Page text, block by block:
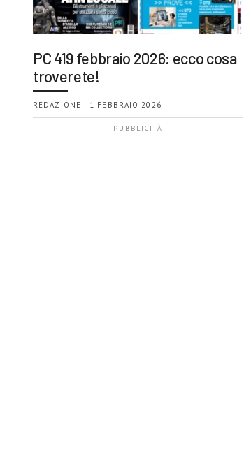
PC 419 febbraio 2026: ecco cosa
troverete!
REDAZIONE | 1 FEBBRAIO 2026